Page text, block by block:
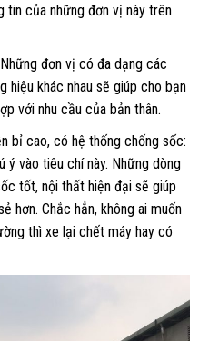
tin của những đơn vị này trên
đơn vị có đa dạng các
hiệu khác nhau sẽ giúp cho bạn
với nhu cầu của bản thân.
bỉ cao, có hệ thống chống sốc:
ý vào tiêu chí này. Những dòng
tốt, nội thất hiện đại sẽ giúp
hơn. Chắc hẳn, không ai muốn
thì xe lại chết máy hay có